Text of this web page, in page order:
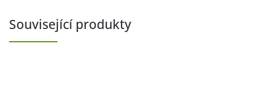
Související produkty